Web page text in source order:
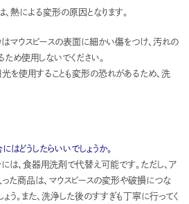
熱による変形の原因となります。
マウスピースの表面に細かい傷をつけ、汚れの
め使用しないでください。
を使用することも変形の恐れがあるため、洗
どうしたらいいでしょうか。
は、食器用洗剤で代替え可能です。ただし、ア
た商品は、マウスピースの変形や破損につな
う。また、洗浄した後のすすぎも丁寧に行ってく